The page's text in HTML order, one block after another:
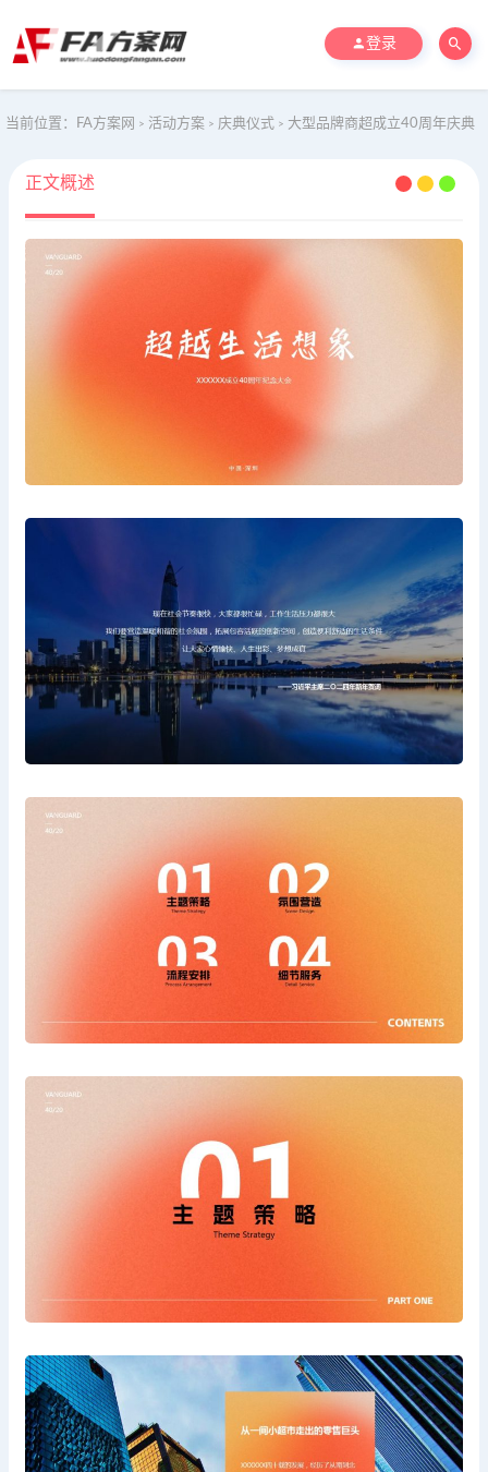
登录
当前位置： FA方案网 > 活动方案 > 庆典仪式 > 大型品牌商超成立40周年庆典
正文概述